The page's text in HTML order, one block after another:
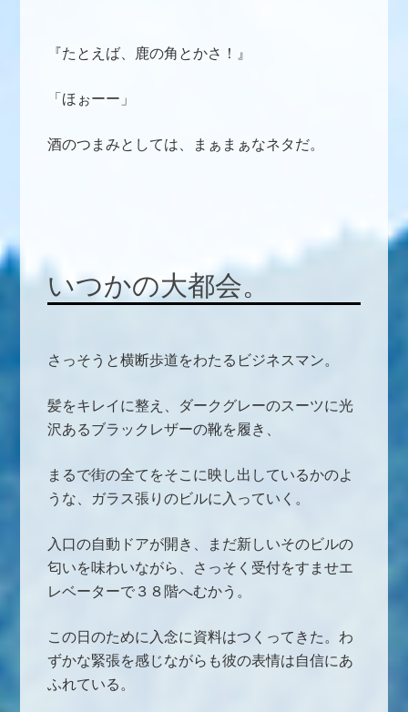
『たとえば、鹿の角とかさ！』
「ほぉーー」
酒のつまみとしては、まぁまぁなネタだ。
いつかの大都会。
さっそうと横断歩道をわたるビジネスマン。
髪をキレイに整え、ダークグレーのスーツに光
沢あるブラックレザーの靴を履き、
まるで街の全てをそこに映し出しているかのよ
うな、ガラス張りのビルに入っていく。
入口の自動ドアが開き、まだ新しいそのビルの
匂いを味わいながら、さっそく受付をすませエ
レベーターで３８階へむかう。
この日のために入念に資料はつくってきた。わ
ずかな緊張を感じながらも彼の表情は自信にあ
ふれている。